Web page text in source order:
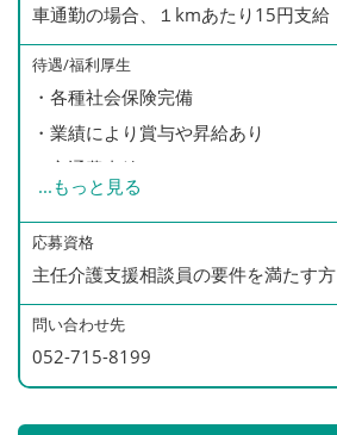
車通勤の場合、１kmあたり15円支給
待遇/福利厚生
・各種社会保険完備
・業績により賞与や昇給あり
・交通費支給
・車通勤OK（駐車場あり）
・年次有給休暇
・慶弔休暇
...もっと見る
応募資格
主任介護支援相談員の要件を満たす方
問い合わせ先
052-715-8199